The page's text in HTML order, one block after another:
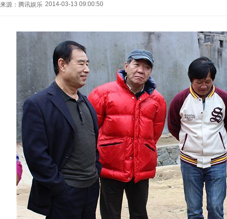
来源：腾讯娱乐 2014-03-13 09:00:50